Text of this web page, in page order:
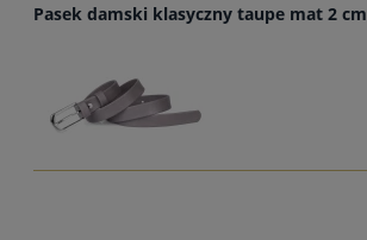
Pasek damski klasyczny taupe mat 2 cm